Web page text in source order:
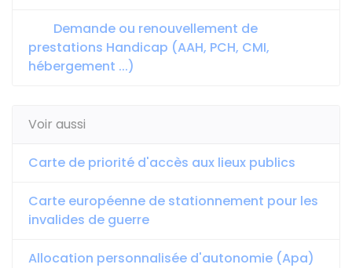
Demande ou renouvellement de
prestations Handicap (AAH, PCH, CMI,
hébergement ...)
Voir aussi
Carte de priorité d'accès aux lieux publics
Carte européenne de stationnement pour les
invalides de guerre
Allocation personnalisée d'autonomie (Apa)